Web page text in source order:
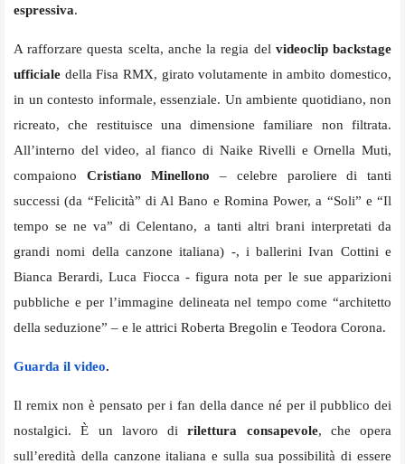
espressiva.
A rafforzare questa scelta, anche la regia del videoclip backstage
ufficiale della Fisa RMX, girato volutamente in ambito domestico,
in un contesto informale, essenziale. Un ambiente quotidiano, non
ricreato, che restituisce una dimensione familiare non filtrata.
All’interno del video, al fianco di Naike Rivelli e Ornella Muti,
compaiono Cristiano Minellono – celebre paroliere di tanti
successi (da “Felicità” di Al Bano e Romina Power, a “Soli” e “Il
tempo se ne va” di Celentano, a tanti altri brani interpretati da
grandi nomi della canzone italiana) -, i ballerini Ivan Cottini e
Bianca Berardi, Luca Fiocca - figura nota per le sue apparizioni
pubbliche e per l’immagine delineata nel tempo come “architetto
della seduzione” – e le attrici Roberta Bregolin e Teodora Corona.
Guarda il video.
Il remix non è pensato per i fan della dance né per il pubblico dei
nostalgici. È un lavoro dirilettura consapevole, che opera
sull’eredità della canzone italiana e sulla sua possibilità di essere